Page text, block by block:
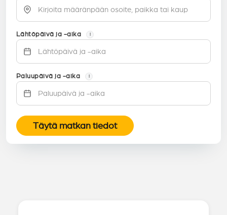
Lähtöpäivä ja -aika i
Paluupäivä ja -aika i
Täytä matkan tiedot